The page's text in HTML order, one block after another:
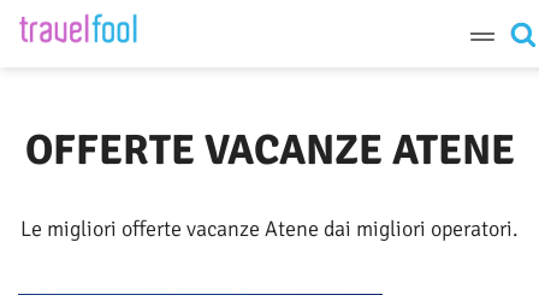
OFFERTE VACANZE ATENE
Le migliori offerte vacanze Atene dai migliori operatori.